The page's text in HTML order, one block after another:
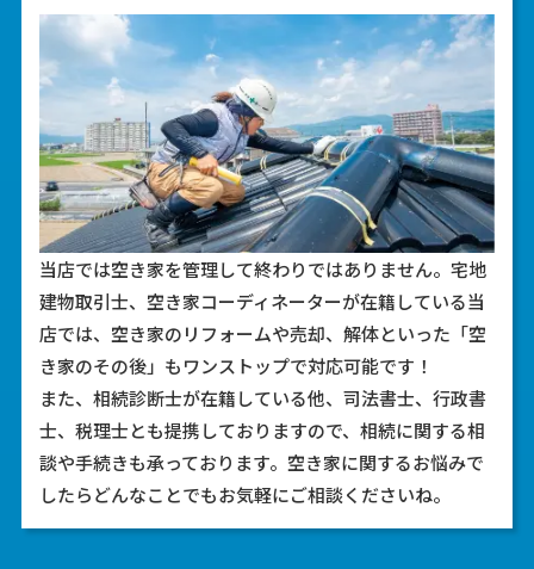
当店では空き家を管理して終わりではありません。宅地
建物取引士、空き家コーディネーターが在籍している当
店では、空き家のリフォームや売却、解体といった「空
き家のその後」もワンストップで対応可能です！
また、相続診断士が在籍している他、司法書士、行政書
士、税理士とも提携しておりますので、相続に関する相
談や手続きも承っております。空き家に関するお悩みで
したらどんなことでもお気軽にご相談くださいね。